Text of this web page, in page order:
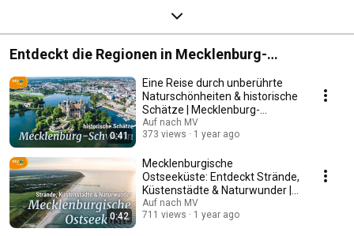
Entdeckt die Regionen in Mecklenburg-
Vorpommern
0:41
Eine Reise durch unberührte
Naturschönheiten & historische
Schätze | Mecklenburg-
Schwerin
Auf nach MV
373 views
1 year ago
0:42
Mecklenburgische
Ostseeküste: Entdeckt Strände,
Küstenstädte & Naturwunder |
Mecklenburg-Vorpommern
Auf nach MV
711 views
1 year ago